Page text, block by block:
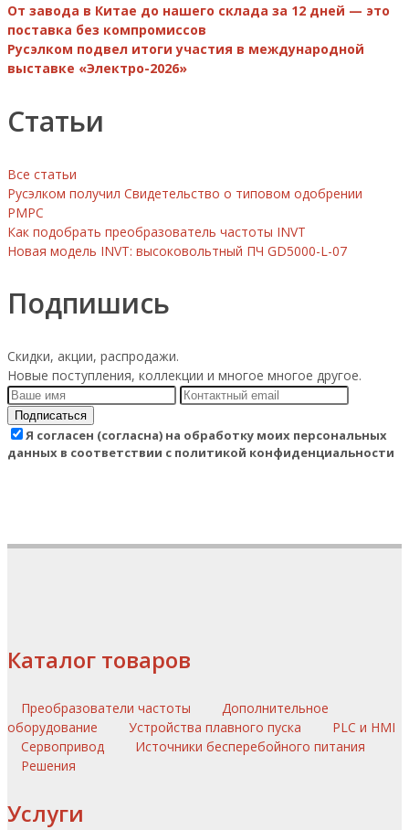
От завода в Китае до нашего склада за 12 дней — это
поставка без компромиссов
Русэлком подвел итоги участия в международной
выставке «Электро-2026»
Статьи
Все статьи
Русэлком получил Свидетельство о типовом одобрении
РМРС
Как подобрать преобразователь частоты INVT
Новая модель INVT: высоковольтный ПЧ GD5000-L-07
Подпишись
Скидки, акции, распродажи.
Новые поступления, коллекции и многое многое другое.
Подписаться
Я согласен (согласна) на обработку моих персональных
данных в соответствии с политикой конфиденциальности
Каталог товаров
Преобразователи частоты
Дополнительное
оборудование
Устройства плавного пуска
PLC и HMI
Сервопривод
Источники бесперебойного питания
Решения
Услуги